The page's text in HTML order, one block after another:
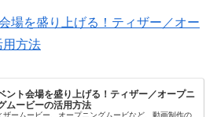
場を盛り上げる！ティザー／オー
用方法
ント会場を盛り上げる！ティザー／オープニ
ムービーの活用方法
ザームービー、オープニングムービなど、動画制作の